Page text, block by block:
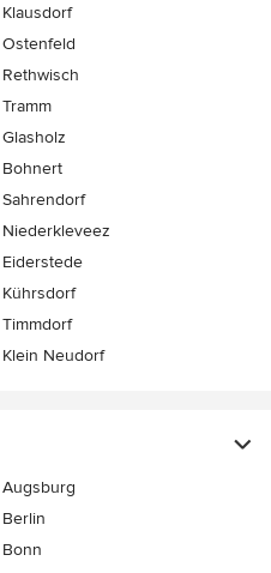
Klausdorf
Ostenfeld
Rethwisch
Tramm
Glasholz
Bohnert
Sahrendorf
Niederkleveez
Eiderstede
Kührsdorf
Timmdorf
Klein Neudorf
Augsburg
Berlin
Bonn